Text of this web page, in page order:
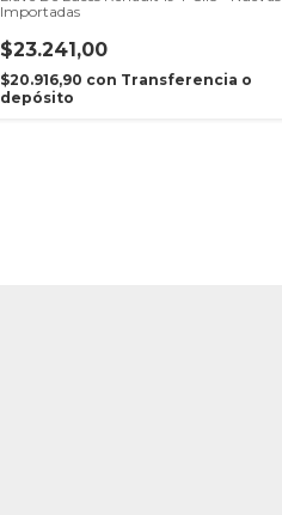
Importadas
$23.241,00
$20.916,90 con Transferencia o
depósito